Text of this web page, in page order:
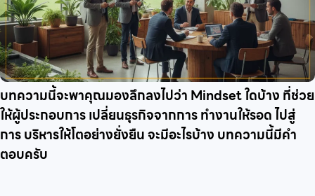
บทความนี้จะพาคุณมองลึกลงไปว่า Mindset ใดบ้าง ที่ช่วย
ให้ผู้ประกอบการ เปลี่ยนธุรกิจจากการ ทำงานให้รอด ไปสู่
การ บริหารให้โตอย่างยั่งยืน จะมีอะไรบ้าง บทความนี้มีคำ
ตอบครับ